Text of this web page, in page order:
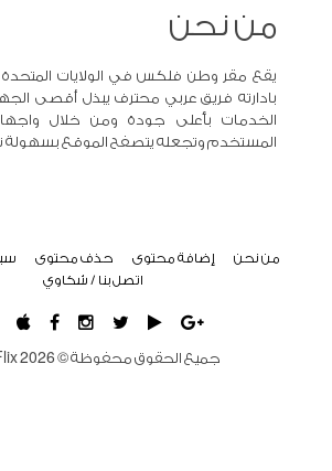
من نحن
يقع مقر وطن فلكس في الولايات المتحدة
بادارته فريق عربي محترف يبذل أقصى
الخدمات بأعلى جودة ومن خلال
المستخدم وتجعله يتصفح الموقع بسهولة
من نحن إضافة محتوى حذف محتوى
اتصل بنا / شكاوي
جميع الحقوق محفوظة ©2026